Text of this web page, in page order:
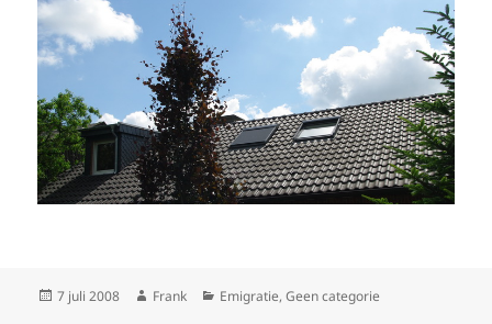
Geplaatst
7 juli 2008 Auteur
Frank Categorieën
Emigratie,Geen categorie